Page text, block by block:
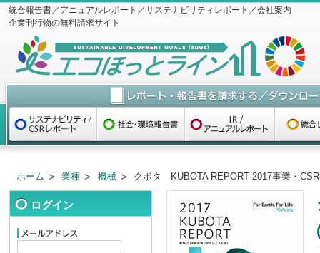
統合報告書／アニュアルレポート／サステナビリティレポート／会社案内
企業刊行物の無料請求サイト
ホーム 業種 機械 クボタ KUBOTA REPORT 2017事業・
ログイン